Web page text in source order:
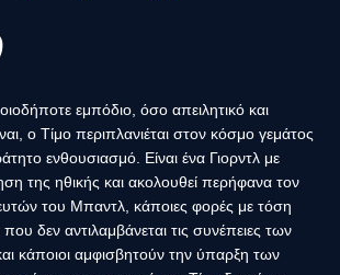
εμπόδιο, όσο απειλητικό και
ο Τίμο περιπλανιέται στον κόσμο γεμάτος
ενθουσιασμό. Είναι ένα Γιορντλ με
της ηθικής και ακολουθεί περήφανα τον
του Μπαντλ, κάποιες φορές με τόση
δεν αντιλαμβάνεται τις συνέπειες των
κάποιοι αμφισβητούν την ύπαρξη των